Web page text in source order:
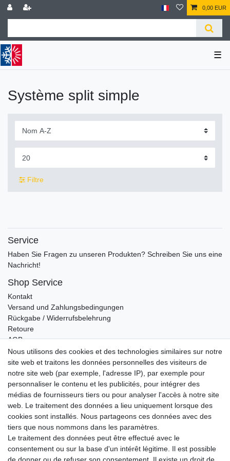
0,00 EUR
☰
Système split simple
Filtre
Service
Haben Sie Fragen zu unseren Produkten? Schreiben Sie uns eine
Nachricht!
Shop Service
Kontakt
Versand und Zahlungsbedingungen
Rückgabe / Widerrufsbelehrung
Retoure
AGB
Vertrag widerrufen
Informationen
Datenschutz
Impressum
Wir verschicken klimaneutral mit DPD
Nous utilisons des cookies et des technologies similaires sur notre
site web et traitons les données personnelles des visiteurs de
notre site web (par exemple, l'adresse IP), par exemple pour
personnaliser le contenu et les publicités, pour intégrer des
médias de fournisseurs tiers ou pour analyser l'accès à notre site
web. Le traitement des données a lieu uniquement lorsque des
cookies sont installés. Nous partageons ces données avec des
tiers que nous nommons dans les paramètres.
Le traitement des données peut être effectué avec le
consentement ou sur la base d'un intérêt légitime. Il est possible